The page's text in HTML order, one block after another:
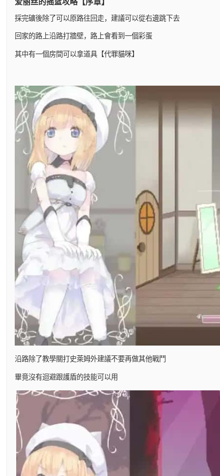
採完礦後除了可以原路往回走，建議可以從右邊跳下去
回家的路上沿路打牆壁，路上會看到一個彩蛋
其中有一個房間可以拿道具【代罪貓咪】
沿路除了教學關打史萊姆外建議不要再做其他戰鬥
畢竟沒有迴避跟護盾的技能可以用